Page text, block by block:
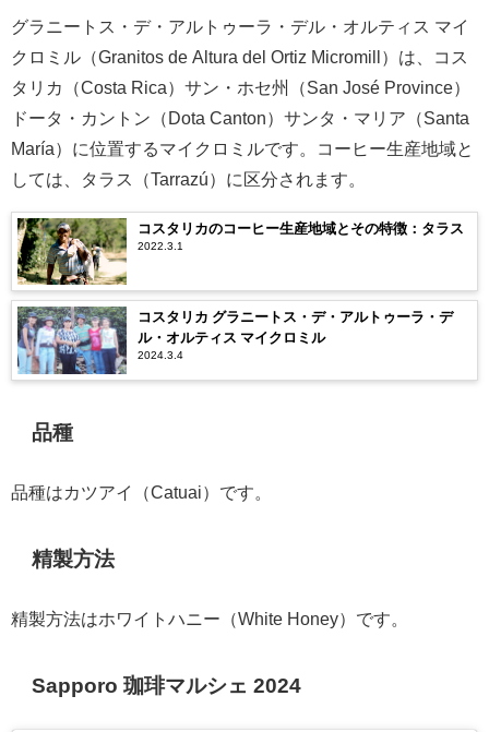
グラニートス・デ・アルトゥーラ・デル・オルティス マイ
クロミル（Granitos de Altura del Ortiz Micromill）は、コス
タリカ（Costa Rica）サン・ホセ州（San José Province）
ドータ・カントン（Dota Canton）サンタ・マリア（Santa
María）に位置するマイクロミルです。コーヒー生産地域と
しては、タラス（Tarrazú）に区分されます。
コスタリカのコーヒー生産地域とその特徴：タラス
2022.3.1
コスタリカ グラニートス・デ・アルトゥーラ・デ
ル・オルティス マイクロミル
2024.3.4
品種
品種はカツアイ（Catuai）です。
精製方法
精製方法はホワイトハニー（White Honey）です。
Sapporo 珈琲マルシェ 2024